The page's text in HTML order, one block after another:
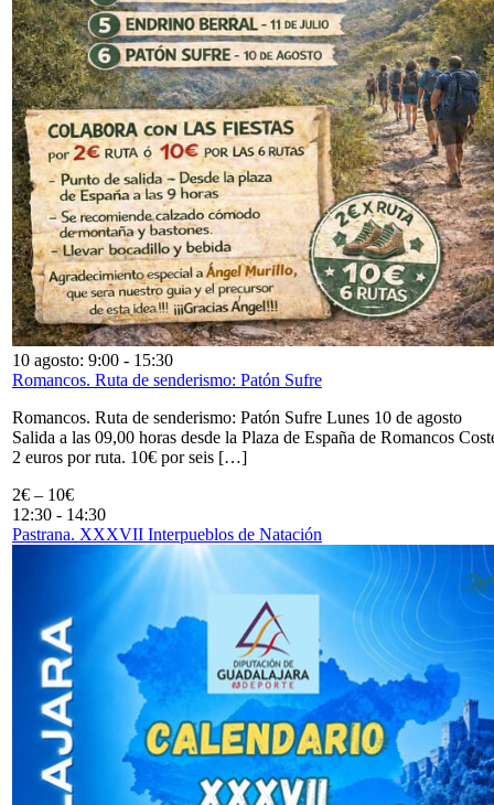
10 agosto: 9:00 - 15:30
Romancos. Ruta de senderismo: Patón Sufre
Romancos. Ruta de senderismo: Patón Sufre Lunes 10 de agosto
Salida a las 09,00 horas desde la Plaza de España de Romancos
2 euros por ruta. 10€ por seis […]
2€ – 10€
12:30 - 14:30
Pastrana. XXXVII Interpueblos de Natación